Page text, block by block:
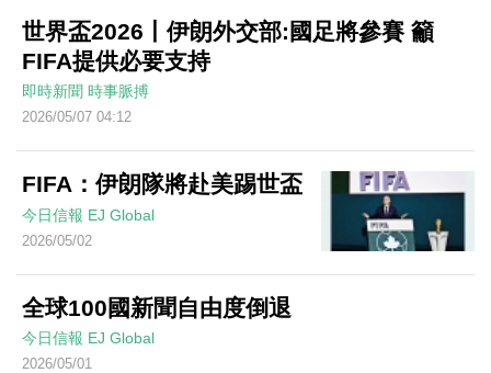
世界盃2026丨伊朗外交部:國足將參賽 籲
FIFA提供必要支持
即時新聞 時事脈搏
2026/05/07 04:12
FIFA：伊朗隊將赴美踢世盃
今日信報 EJ Global
2026/05/02
全球100國新聞自由度倒退
今日信報 EJ Global
2026/05/01